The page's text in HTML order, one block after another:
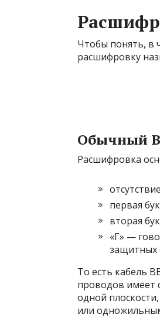
Чтобы понять, в
расшифровку
Обычный
Расшифровка
первая
вторая
«Г» —
защитных
То есть кабель
проводов имеет
одной
или